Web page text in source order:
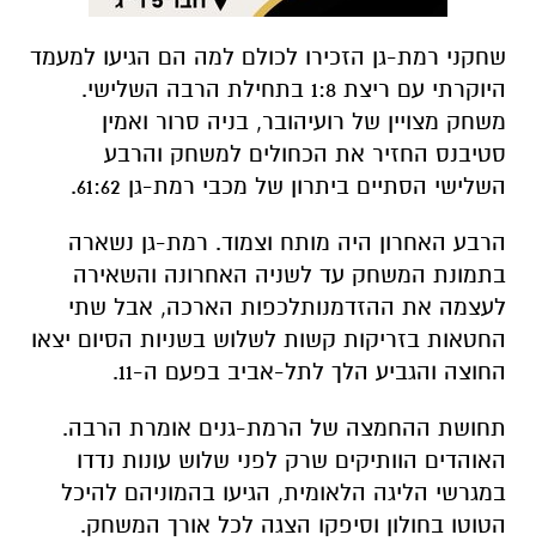
שחקני רמת-גן הזכירו לכולם למה הם הגיעו למעמד
היוקרתי עם ריצת בתחילת הרבה השלישי.
משחק מצויין של רועיהובר, בניה סרור ואמין
סטיבנס החזיר את הכחולים למשחק והרבע
השלישי הסתיים ביתרון של מכבי רמת-גן
הרבע האחרון היה מותח וצמוד. רמת-גן נשארה
בתמונת המשחק עד לשניה האחרונה והשאירה
לעצמה את ההזדמנותלכפות הארכה, אבל שתי
החטאות בזריקות קשות לשלוש בשניות הסיום יצאו
החוצה והגביע הלך לתל-אביב בפעם ה-11.
תחושת ההחמצה של הרמת-גנים אומרת הרבה.
האוהדים הוותיקים שרק לפני שלוש עונות נדדו
במגרשי הליגה הלאומית, הגיעו בהמוניהם להיכל
הטוטו בחולון וסיפקו הצגה לכל אורך המשחק.